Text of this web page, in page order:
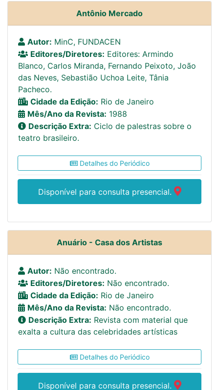
Antônio Mercado
Autor: MinC, FUNDACEN
Editores/Diretores: Editores: Armindo
Blanco, Carlos Miranda, Fernando Peixoto, João
das Neves, Sebastião Uchoa Leite, Tânia
Pacheco.
Cidade da Edição: Rio de Janeiro
Mês/Ano da Revista: 1988
Descrição Extra: Ciclo de palestras sobre o
teatro brasileiro.
Detalhes do Periódico
Disponível para consulta presencial.
Anuário - Casa dos Artistas
Autor: Não encontrado.
Editores/Diretores: Não encontrado.
Cidade da Edição: Rio de Janeiro
Mês/Ano da Revista: Não encontrado.
Descrição Extra: Revista com material que
exalta a cultura das celebridades artísticas
Detalhes do Periódico
Disponível para consulta presencial.